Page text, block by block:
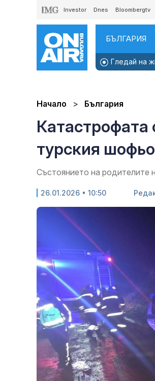
Investor Dnes Bloombergtv
БЪЛГАРИЯ
Гледай на
Начало България
Катастрофата
турския
Състоянието на родителите
26.01.2026 • 10:50